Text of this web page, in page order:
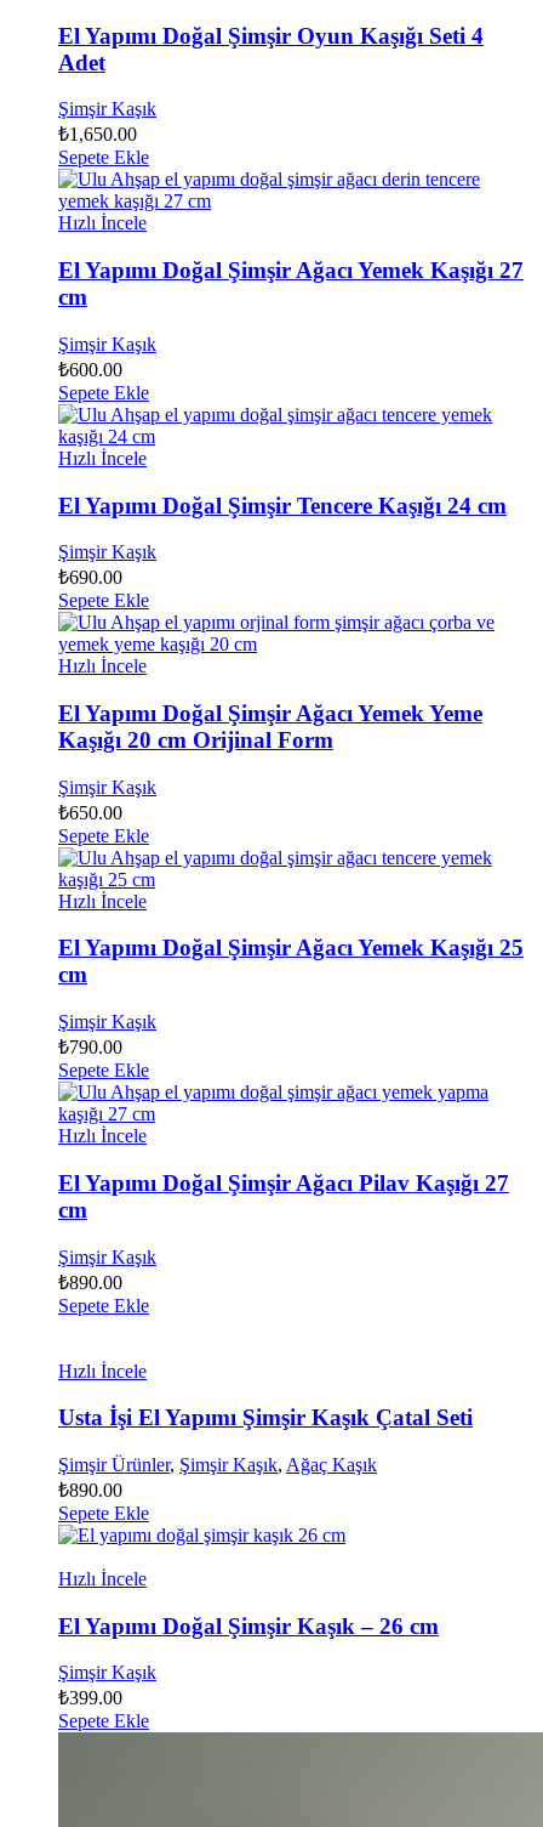
El Yapımı Doğal Şimşir Oyun Kaşığı Seti 4
Adet
Şimşir Kaşık
₺1,650.00
Sepete Ekle
Hızlı İncele
El Yapımı Doğal Şimşir Ağacı Yemek Kaşığı 27
cm
Şimşir Kaşık
₺600.00
Sepete Ekle
Hızlı İncele
El Yapımı Doğal Şimşir Tencere Kaşığı 24 cm
Şimşir Kaşık
₺690.00
Sepete Ekle
Hızlı İncele
El Yapımı Doğal Şimşir Ağacı Yemek Yeme
Kaşığı 20 cm Orijinal Form
Şimşir Kaşık
₺650.00
Sepete Ekle
Hızlı İncele
El Yapımı Doğal Şimşir Ağacı Yemek Kaşığı 25
cm
Şimşir Kaşık
₺790.00
Sepete Ekle
Hızlı İncele
El Yapımı Doğal Şimşir Ağacı Pilav Kaşığı 27
cm
Şimşir Kaşık
₺890.00
Sepete Ekle
Hızlı İncele
Usta İşi El Yapımı Şimşir Kaşık Çatal Seti
Şimşir Ürünler, Şimşir Kaşık, Ağaç Kaşık
₺890.00
Sepete Ekle
Hızlı İncele
El Yapımı Doğal Şimşir Kaşık – 26 cm
Şimşir Kaşık
₺399.00
Sepete Ekle